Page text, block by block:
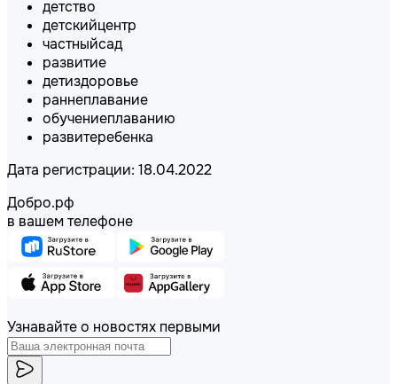
детство
детскийцентр
частныйсад
развитие
детиздоровье
раннеплавание
обучениеплаванию
развитеребенка
Дата регистрации: 18.04.2022
Добро.рф
в вашем телефоне
Узнавайте о новостях первыми